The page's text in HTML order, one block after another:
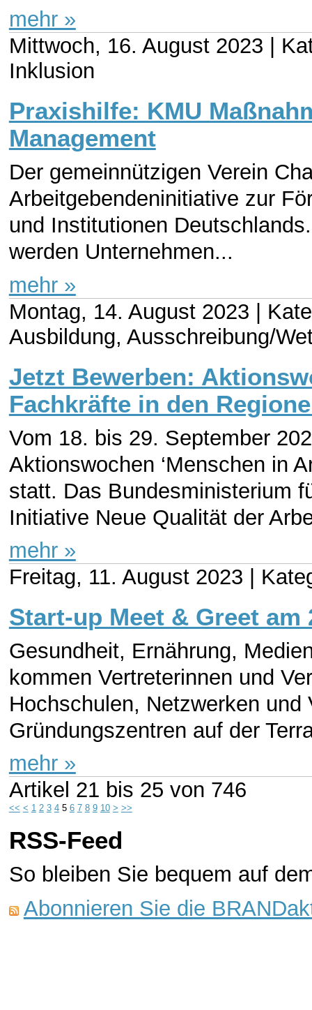
mehr »
Mittwoch, 16. August 2023 |
Inklusion
Praxishilfe: KMU
Management
Der gemeinnützigen Verein
Arbeitgebendeninitiative zur
und Institutionen
werden Unternehmen...
mehr »
Montag, 14. August 2023 |
Ausbildung, Ausschreibung/
Jetzt Bewerben:
Fachkräfte in den
Vom 18. bis 29. September
Aktionswochen ‘Menschen in
statt. Das Bundesministerium
Initiative Neue Qualität der
mehr »
Freitag, 11. August 2023 |
Start-up Meet & Greet
Gesundheit, Ernährung,
kommen Vertreterinnen und
Hochschulen, Netzwerken und
Gründungszentren auf der
mehr »
Artikel 21 bis 25 von 746
<< < 1 2 3 4 5 6 7 8 9 10 > >>
RSS-Feed
So bleiben Sie bequem auf
Abonnieren Sie die